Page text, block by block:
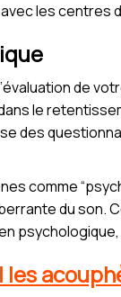
les centres
de
le
des
comme
du son.